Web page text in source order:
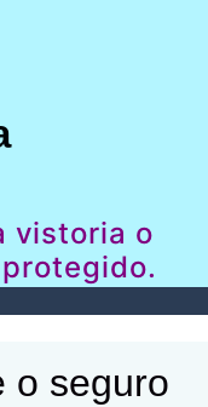
vistoria o
o seguro